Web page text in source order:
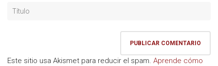
Este sitio usa Akismet para reducir el spam. Aprende cómo